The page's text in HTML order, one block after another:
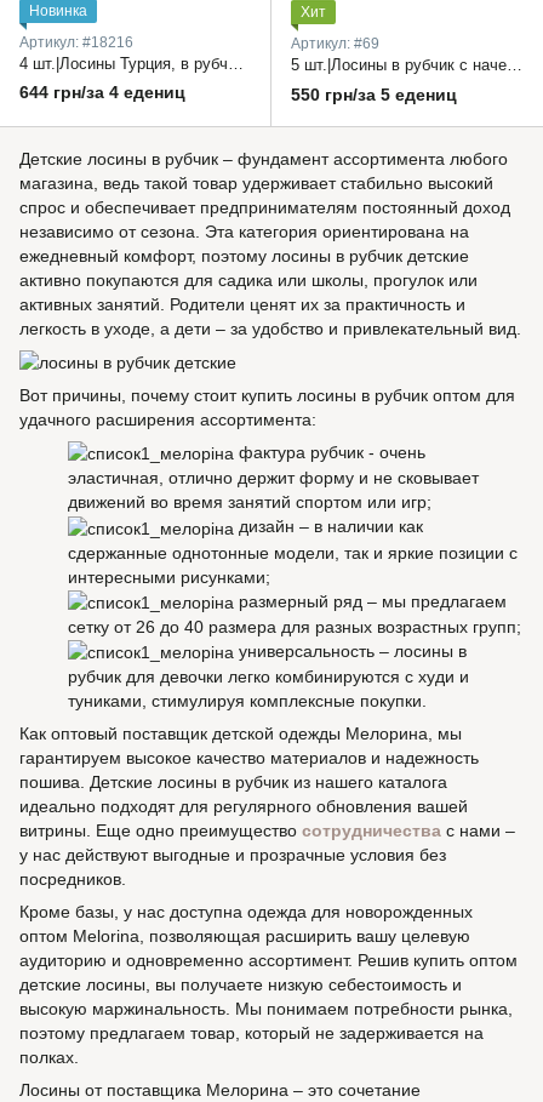
Новинка
Артикул: #18216
644 грн/за 4 едениц
Хит
Артикул: #69
5 шт.|Лосины в рубчик с начесом для девочек
550 грн/за 5 едениц
Детские лосины в рубчик – фундамент ассортимента любого
магазина, ведь такой товар удерживает стабильно высокий
спрос и обеспечивает предпринимателям постоянный доход
независимо от сезона. Эта категория ориентирована на
ежедневный комфорт, поэтому лосины в рубчик детские
активно покупаются для садика или школы, прогулок или
активных занятий. Родители ценят их за практичность и
легкость в уходе, а дети – за удобство и привлекательный вид.
Вот причины, почему стоит купить лосины в рубчик оптом для
удачного расширения ассортимента:
фактура рубчик - очень
эластичная, отлично держит форму и не сковывает
движений во время занятий спортом или игр;
дизайн – в наличии как
сдержанные однотонные модели, так и яркие позиции с
интересными рисунками;
размерный ряд – мы предлагаем
сетку от 26 до 40 размера для разных возрастных групп;
универсальность – лосины в
рубчик для девочки легко комбинируются с худи и
туниками, стимулируя комплексные покупки.
Как оптовый поставщик детской одежды Мелорина, мы
гарантируем высокое качество материалов и надежность
пошива. Детские лосины в рубчик из нашего каталога
идеально подходят для регулярного обновления вашей
витрины. Еще одно преимущество сотрудничества с нами –
у нас действуют выгодные и прозрачные условия без
посредников.
Кроме базы, у нас доступна одежда для новорожденных
оптом Melorina, позволяющая расширить вашу целевую
аудиторию и одновременно ассортимент. Решив купить оптом
детские лосины, вы получаете низкую себестоимость и
высокую маржинальность. Мы понимаем потребности рынка,
поэтому предлагаем товар, который не задерживается на
полках.
Лосины от поставщика Мелорина – это сочетание